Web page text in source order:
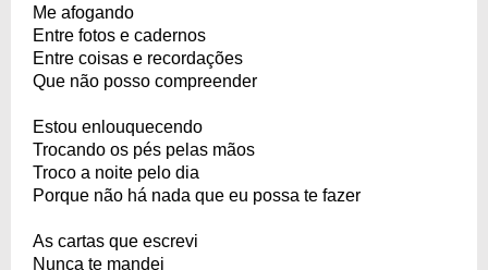
Me afogando
Entre fotos e cadernos
Entre coisas e recordações
Que não posso compreender
Estou enlouquecendo
Trocando os pés pelas mãos
Troco a noite pelo dia
Porque não há nada que eu possa te fazer
As cartas que escrevi
Nunca te mandei